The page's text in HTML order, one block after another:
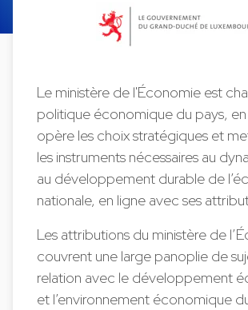
Le ministère de l'Économie est
politique économique du pays, en
opère les choix stratégiques et
les instruments nécessaires au
au développement durable de
nationale, en ligne avec ses
Les attributions du ministère de
couvrent une large panoplie de
relation avec le développement
et l’environnement économique